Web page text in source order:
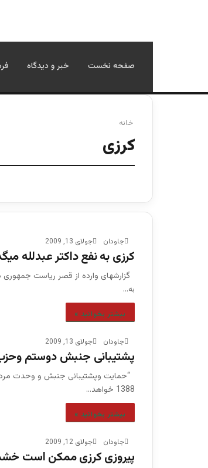
صفحه نخست خبر و دیدگاه
خانه
کرزی
جاودان جولای 13, 2009
كرزی به نفع داکتر عبدلله
گزارشهای وارده از قصر ریاست
به…
بیشتر بخوانید »
جاودان جولای 13, 2009
پشتیبانی جنبش دوستم
“حمایت وپشتیبانی جنبش و وحدت
1388 خواهد…
بیشتر بخوانید »
جاودان جولای 12, 2009
پیروزی کرزی ممکن است خشم